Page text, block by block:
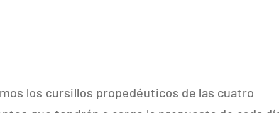
los cursillos propedéuticos de las cuatro